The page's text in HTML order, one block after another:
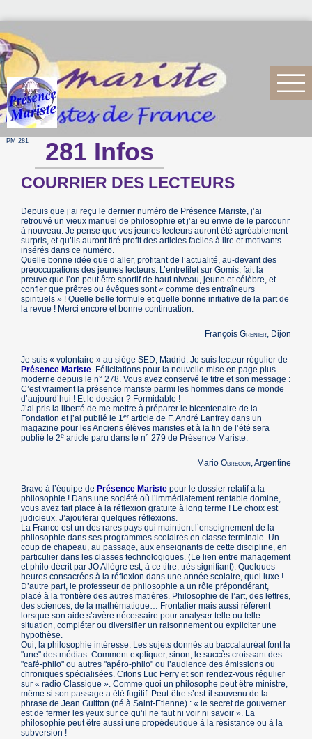
PM 281 281 Infos
COURRIER DES LECTEURS
Depuis que j’ai reçu le dernier numéro de Présence Mariste, j’ai
retrouvé un vieux manuel de philosophie et j’ai eu envie de le parcourir
à nouveau. Je pense que vos jeunes lecteurs auront été agréablement
surpris, et qu’ils auront tiré profit des articles faciles à lire et motivants
insérés dans ce numéro.
Quelle bonne idée que d’aller, profitant de l’actualité, au-devant des
préoccupations des jeunes lecteurs. L’entrefilet sur Gomis, fait la
preuve que l’on peut être sportif de haut niveau, jeune et célèbre, et
confier que prêtres ou évêques sont « comme des entraîneurs
spirituels » ! Quelle belle formule et quelle bonne initiative de la part de
la revue ! Merci encore et bonne continuation.
François Grenier, Dijon
Je suis « volontaire » au siège SED, Madrid. Je suis lecteur régulier de
Présence Mariste. Félicitations pour la nouvelle mise en page plus
moderne depuis le n° 278. Vous avez conservé le titre et son message :
C’est vraiment la présence mariste parmi les hommes dans ce monde
d’aujourd’hui ! Et le dossier ? Formidable !
J’ai pris la liberté de me mettre à préparer le bicentenaire de la
Fondation et j’ai publié le 1er article de F. André Lanfrey dans un
magazine pour les Anciens élèves maristes et à la fin de l’été sera
publié le 2e article paru dans le n° 279 de Présence Mariste.
Mario Obregon, Argentine
Bravo à l’équipe de Présence Mariste pour le dossier relatif à la
philosophie ! Dans une société où l’immédiatement rentable domine,
vous avez fait place à la réflexion gratuite à long terme ! Le choix est
judicieux. J’ajouterai quelques réflexions.
La France est un des rares pays qui maintient l’enseignement de la
philosophie dans ses programmes scolaires en classe terminale. Un
coup de chapeau, au passage, aux enseignants de cette discipline, en
particulier dans les classes technologiques. (Le lien entre management
et philo décrit par JO Allègre est, à ce titre, très signifiant). Quelques
heures consacrées à la réflexion dans une année scolaire, quel luxe !
D’autre part, le professeur de philosophie a un rôle prépondérant,
placé à la frontière des autres matières. Philosophie de l’art, des lettres,
des sciences, de la mathématique… Frontalier mais aussi référent
lorsque son aide s’avère nécessaire pour analyser telle ou telle
situation, compléter ou diversifier un raisonnement ou expliciter une
hypothèse.
Oui, la philosophie intéresse. Les sujets donnés au baccalauréat font la
"une" des médias. Comment expliquer, sinon, le succès croissant des
"café-philo" ou autres "apéro-philo" ou l’audience des émissions ou
chroniques spécialisées. Citons Luc Ferry et son rendez-vous régulier
sur « radio Classique ». Comme quoi un philosophe peut être ministre,
même si son passage a été fugitif. Peut-être s’est-il souvenu de la
phrase de Jean Guitton (né à Saint-Etienne) : « le secret de gouverner
est de fermer les yeux sur ce qu’il ne faut ni voir ni savoir ». La
philosophie peut être aussi une propédeutique à la résistance ou à la
subversion !